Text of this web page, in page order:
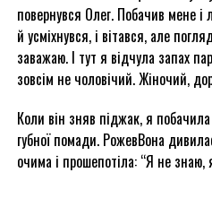
повернувся Олег. Побачив мене і
й усміхнувся, і вітався, але
заважаю. І тут я відчула запах
зовсім не чоловічий. Жіночий,
Коли він зняв піджак, я
губної помади. РожевВона
очима і прошепотіла: “Я не знаю,